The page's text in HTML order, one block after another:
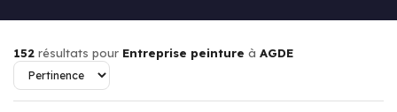
152 résultats pour Entreprise peinture à AGDE